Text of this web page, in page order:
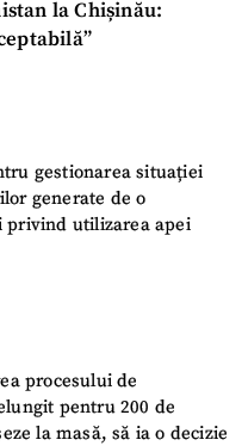
la Chișinău:
gestionarea situației
generate de o
privind utilizarea apei
procesului de
pentru 200 de
la masă, să ia o decizie